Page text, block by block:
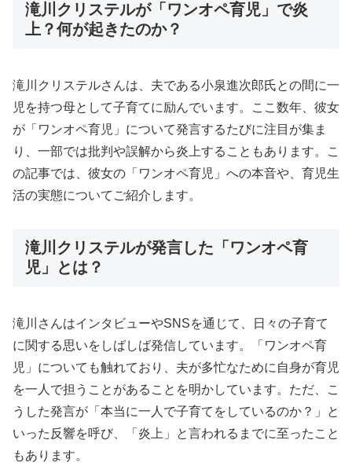
滝川クリステルが「ワンオペ育児」で炎
上？何が起きたのか？
滝川クリステルさんは、夫である小泉進次郎氏との間に一
児を持つ母として子育てに励んでいます。ここ数年、彼女
が「ワンオペ育児」について発言するたびに注目が集ま
り、一部では批判や誤解から炎上することもあります。こ
の記事では、彼女の「ワンオペ育児」への本音や、育児生
活の実態についてご紹介します。
滝川クリステルが発言した「ワンオペ育
児」とは？
滝川さんはインタビューやSNSを通じて、日々の子育て
に関する思いをしばしば発信しています。「ワンオペ育
児」についても触れており、夫が多忙なために自身が育児
を一人で担うことがあることを明かしています。ただ、こ
うした発言が「本当に一人で子育てをしているのか？」と
いった反響を呼び、「炎上」と言われるまでに至ったこと
もあります。